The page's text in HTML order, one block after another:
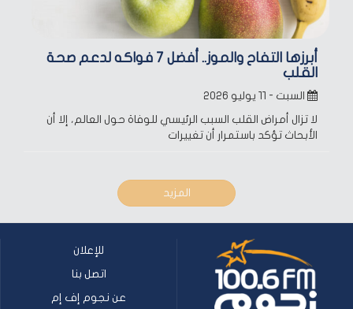
أبرزها التفاح والموز.. أفضل 7 فواكه لدعم صحة
القلب
السبت - ١١ يوليو ٢٠٢٦
لا تزال أمراض القلب السبب الرئيسي للوفاة حول العالم، إلا أن
الأبحاث تؤكد باستمرار أن تغييرات
المزيد
للإعلان
اتصل بنا
عن نجوم إف إم